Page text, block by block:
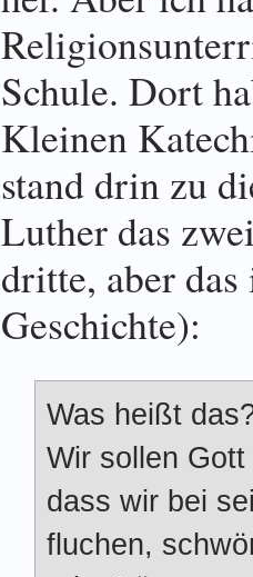
Schule. Dort
Kleinen
stand drin zu
Luther das
dritte, aber das
Geschichte):
Was heißt
Wir sollen
dass wir bei
fluchen,